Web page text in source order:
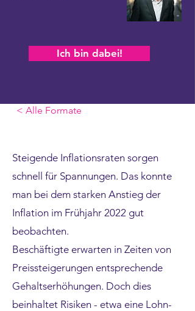
Ich bin dabei!
< Alle Formate
Steigende Inflationsraten sorgen
schnell für Spannungen. Das konnte
man bei dem starken Anstieg der
Inflation im Frühjahr 2022 gut
beobachten.
Beschäftigte erwarten in Zeiten von
Preissteigerungen entsprechende
Gehaltserhöhungen. Doch dies
beinhaltet Risiken - etwa eine Lohn-